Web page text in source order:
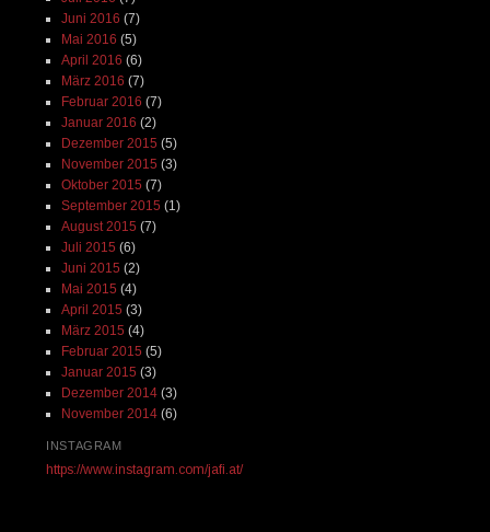
Juni 2016 (7)
Mai 2016 (5)
April 2016 (6)
März 2016 (7)
Februar 2016 (7)
Januar 2016 (2)
Dezember 2015 (5)
November 2015 (3)
Oktober 2015 (7)
September 2015 (1)
August 2015 (7)
Juli 2015 (6)
Juni 2015 (2)
Mai 2015 (4)
April 2015 (3)
März 2015 (4)
Februar 2015 (5)
Januar 2015 (3)
Dezember 2014(3)
November 2014(6)
INSTAGRAM
https://www.instagram.com/jafi.at/